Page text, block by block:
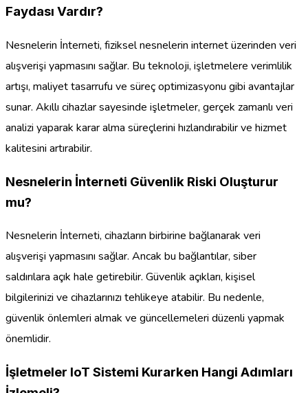
Faydası Vardır?
Nesnelerin İnterneti, fiziksel nesnelerin internet üzerinden veri
alışverişi yapmasını sağlar. Bu teknoloji, işletmelere verimlilik
artışı, maliyet tasarrufu ve süreç optimizasyonu gibi avantajlar
sunar. Akıllı cihazlar sayesinde işletmeler, gerçek zamanlı veri
analizi yaparak karar alma süreçlerini hızlandırabilir ve hizmet
kalitesini artırabilir.
Nesnelerin İnterneti Güvenlik Riski Oluşturur
mu?
Nesnelerin İnterneti, cihazların birbirine bağlanarak veri
alışverişi yapmasını sağlar. Ancak bu bağlantılar, siber
saldırılara açık hale getirebilir. Güvenlik açıkları, kişisel
bilgilerinizi ve cihazlarınızı tehlikeye atabilir. Bu nedenle,
güvenlik önlemleri almak ve güncellemeleri düzenli yapmak
önemlidir.
İşletmeler IoT Sistemi Kurarken Hangi Adımları